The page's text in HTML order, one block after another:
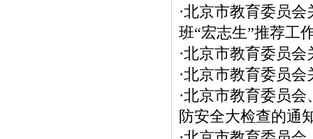
·北京市教育委员会
班“宏志生”推荐工
·北京市教育委员会
·北京市教育委员会
·北京市教育委员会
防安全大检查的通